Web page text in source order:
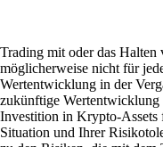
Trading mit oder das
möglicherweise nicht für
Wertentwicklung in der
zukünftige Wertentwicklung
Investition in Krypto-Assets
Situation und Ihrer